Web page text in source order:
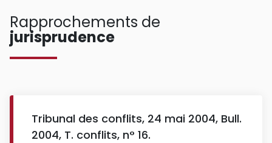
Rapprochements de
jurisprudence
Tribunal des conflits, 24 mai 2004, Bull.
2004, T. conflits, n° 16.